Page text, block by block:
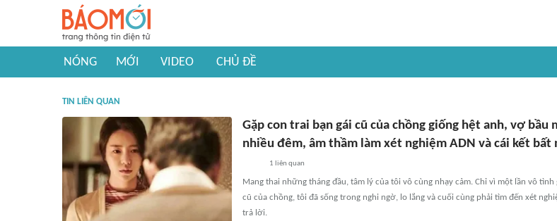
NÓNG MỚI VIDEO CHỦ ĐỀ
TIN LIÊN QUAN
Gặp con trai bạn gái cũ của chồng giống hệt anh, vợ bầu
nhiều đêm, âm thầm làm xét nghiệm ADN và cái kết bất
1 liên quan
Mang thai những tháng đầu, tâm lý của tôi vô cùng nhạy cảm. Chỉ vì một lần vô tình
cũ của chồng, tôi đã sống trong nghi ngờ, lo lắng và cuối cùng phải tìm đến xét
trả lời.